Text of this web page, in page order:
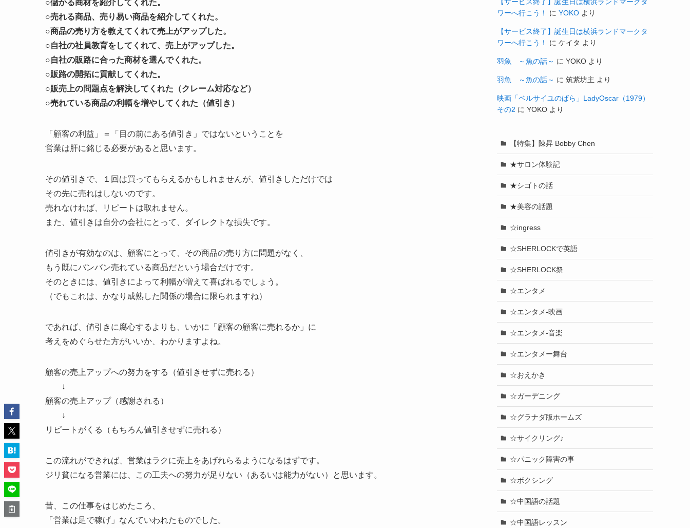
○儲かる商材を紹介してくれた。
○売れる商品、売り易い商品を紹介してくれた。
○商品の売り方を教えてくれて売上がアップした。
○自社の社員教育をしてくれて、売上がアップした。
○自社の販路に合った商材を選んでくれた。
○販路の開拓に貢献してくれた。
○販売上の問題点を解決してくれた（クレーム対応など）
○売れている商品の利幅を増やしてくれた（値引き）
「顧客の利益」＝「目の前にある値引き」ではないということを
営業は肝に銘じる必要があると思います。
その値引きで、１回は買ってもらえるかもしれませんが、値引きしただけでは
その先に売れはしないのです。
売れなければ、リピートは取れません。
また、値引きは自分の会社にとって、ダイレクトな損失です。
値引きが有効なのは、顧客にとって、その商品の売り方に問題がなく、
もう既にバンバン売れている商品だという場合だけです。
そのときには、値引きによって利幅が増えて喜ばれるでしょう。
（でもこれは、かなり成熟した関係の場合に限られますね）
であれば、値引きに腐心するよりも、いかに「顧客の顧客に売れるか」に
考えをめぐらせた方がいいか、わかりますよね。
顧客の売上アップへの努力をする（値引きせずに売れる）
↓
顧客の売上アップ（感謝される）
↓
リピートがくる（もちろん値引きせずに売れる）
この流れができれば、営業はラクに売上をあげれらるようになるはずです。
ジリ貧になる営業には、この工夫への努力が足りない（あるいは能力がない）と思います。
昔、この仕事をはじめたころ、
「営業は足で稼げ」なんていわれたものでした。
ワーへ行こう！
に YOKO より
【サービス終了】誕生日は横浜ランドマークタ
ワーへ行こう！
に ケイタ より
羽魚 ～魚の話～ に YOKO より
羽魚 ～魚の話～ に 筑紫坊主 より
映画「ベルサイユのばら」LadyOscar（1979）
その2 に YOKO より
【特集】陳昇 Bobby Chen
★サロン体験記
★シゴトの話
★美容の話題
☆ingress
☆SHERLOCKで英語
☆SHERLOCK祭
☆エンタメ
☆エンタメ-映画
☆エンタメ-音楽
☆エンタメー舞台
☆おえかき
☆ガーデニング
☆グラナダ版ホームズ
☆サイクリング♪
☆パニック障害の事
☆ボクシング
☆中国語の話題
☆中国語レッスン